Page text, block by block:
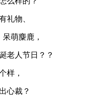
礼物、
萌麋鹿，
老人节日？？
样，
心裁？